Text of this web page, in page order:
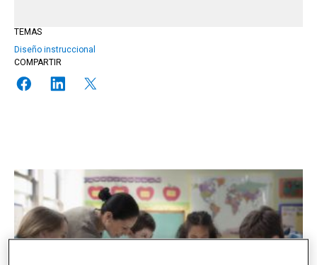
TEMAS
Diseño instruccional
COMPARTIR